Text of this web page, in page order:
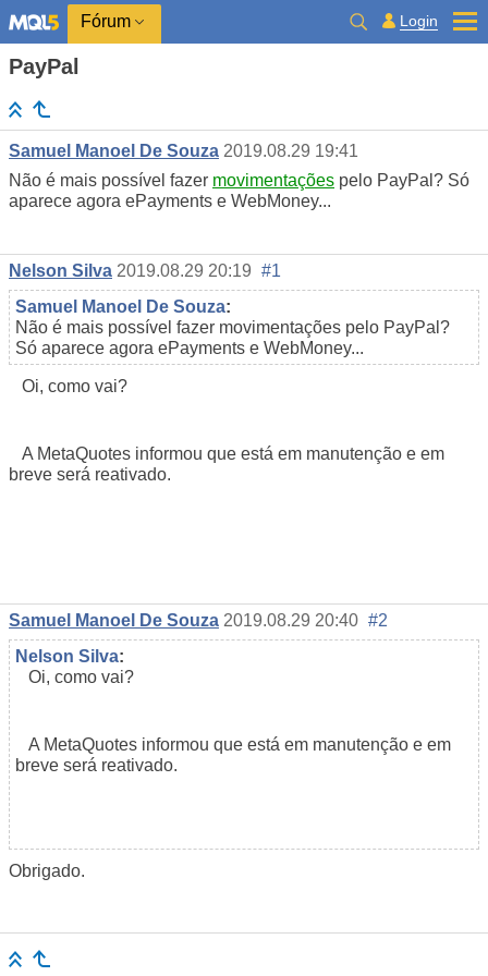
Fórum Login
PayPal
Samuel Manoel De Souza 2019.08.29 19:41
Não é mais possível fazer movimentações pelo PayPal? Só
aparece agora ePayments e WebMoney...
Nelson Silva 2019.08.29 20:19 #1
Samuel Manoel De Souza:
Não é mais possível fazer movimentações pelo PayPal?
Só aparece agora ePayments e WebMoney...
Oi, como vai?
A MetaQuotes informou que está em manutenção e em
breve será reativado.
Samuel Manoel De Souza 2019.08.29 20:40 #2
Nelson Silva:
Oi, como vai?
A MetaQuotes informou que está em manutenção e em
breve será reativado.
Obrigado.